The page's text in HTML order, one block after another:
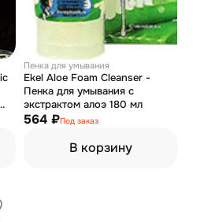
Пенка для умывания
Ekel Aloe Foam Cleanser -
Пенка для умывания с
экстрактом алоэ 180 мл
564 ₽Под заказ
В корзину